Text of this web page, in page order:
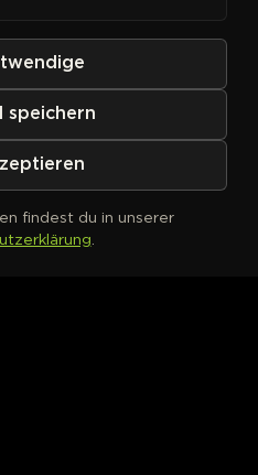
definiert
speichern
findest du in unserer